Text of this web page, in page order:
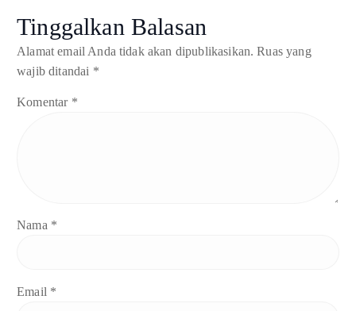
Tinggalkan Balasan
Alamat email Anda tidak akan dipublikasikan. Ruas yang
wajib ditandai *
Komentar *
Nama *
Email *